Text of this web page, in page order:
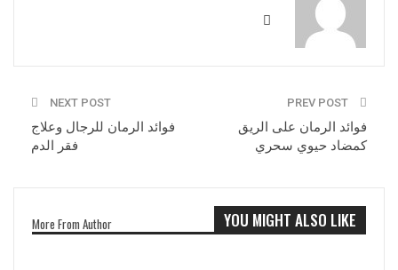
فوائد الرمان على الريق
كمضاد حيوي سحري
NEXT POST
فوائد الرمان للرجال وعلاج
فقر الدم
YOU MIGHT ALSO LIKE
More From Author